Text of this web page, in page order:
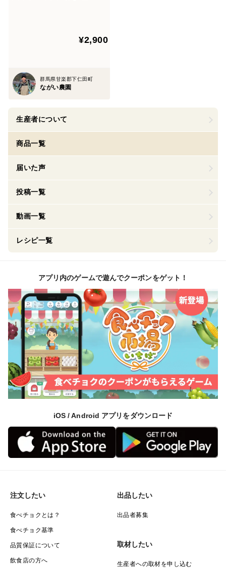
¥2,900
群馬県甘楽郡下仁田町
ながい農園
生産者について
商品一覧
届いた声
投稿一覧
動画一覧
レシピ一覧
アプリ内のゲームで遊んでクーポンをゲット！
iOS / Android アプリをダウンロード
注文したい
食べチョクとは？
食べチョク基準
品質保証について
飲食店の方へ
出品したい
出品者募集
取材したい
生産者への取材を申し込む